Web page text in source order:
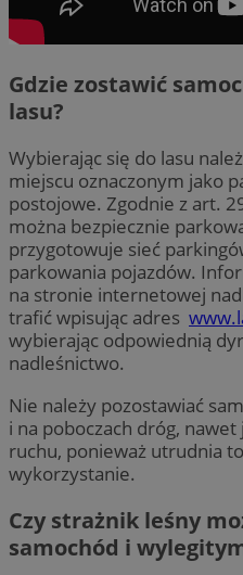
Gdzie zostawić
lasu?
Wybierając się do lasu
miejscu oznaczonym jako
postojowe. Zgodnie z art.
można bezpiecznie
przygotowuje sieć
parkowania pojazdów.
na stronie internetowej
trafić wpisując adres
wybierając odpowiednią
nadleśnictwo.
Nie należy pozostawiać
i na poboczach dróg,
ruchu, ponieważ utrudnia
wykorzystanie.
Czy strażnik leśny
samochód i